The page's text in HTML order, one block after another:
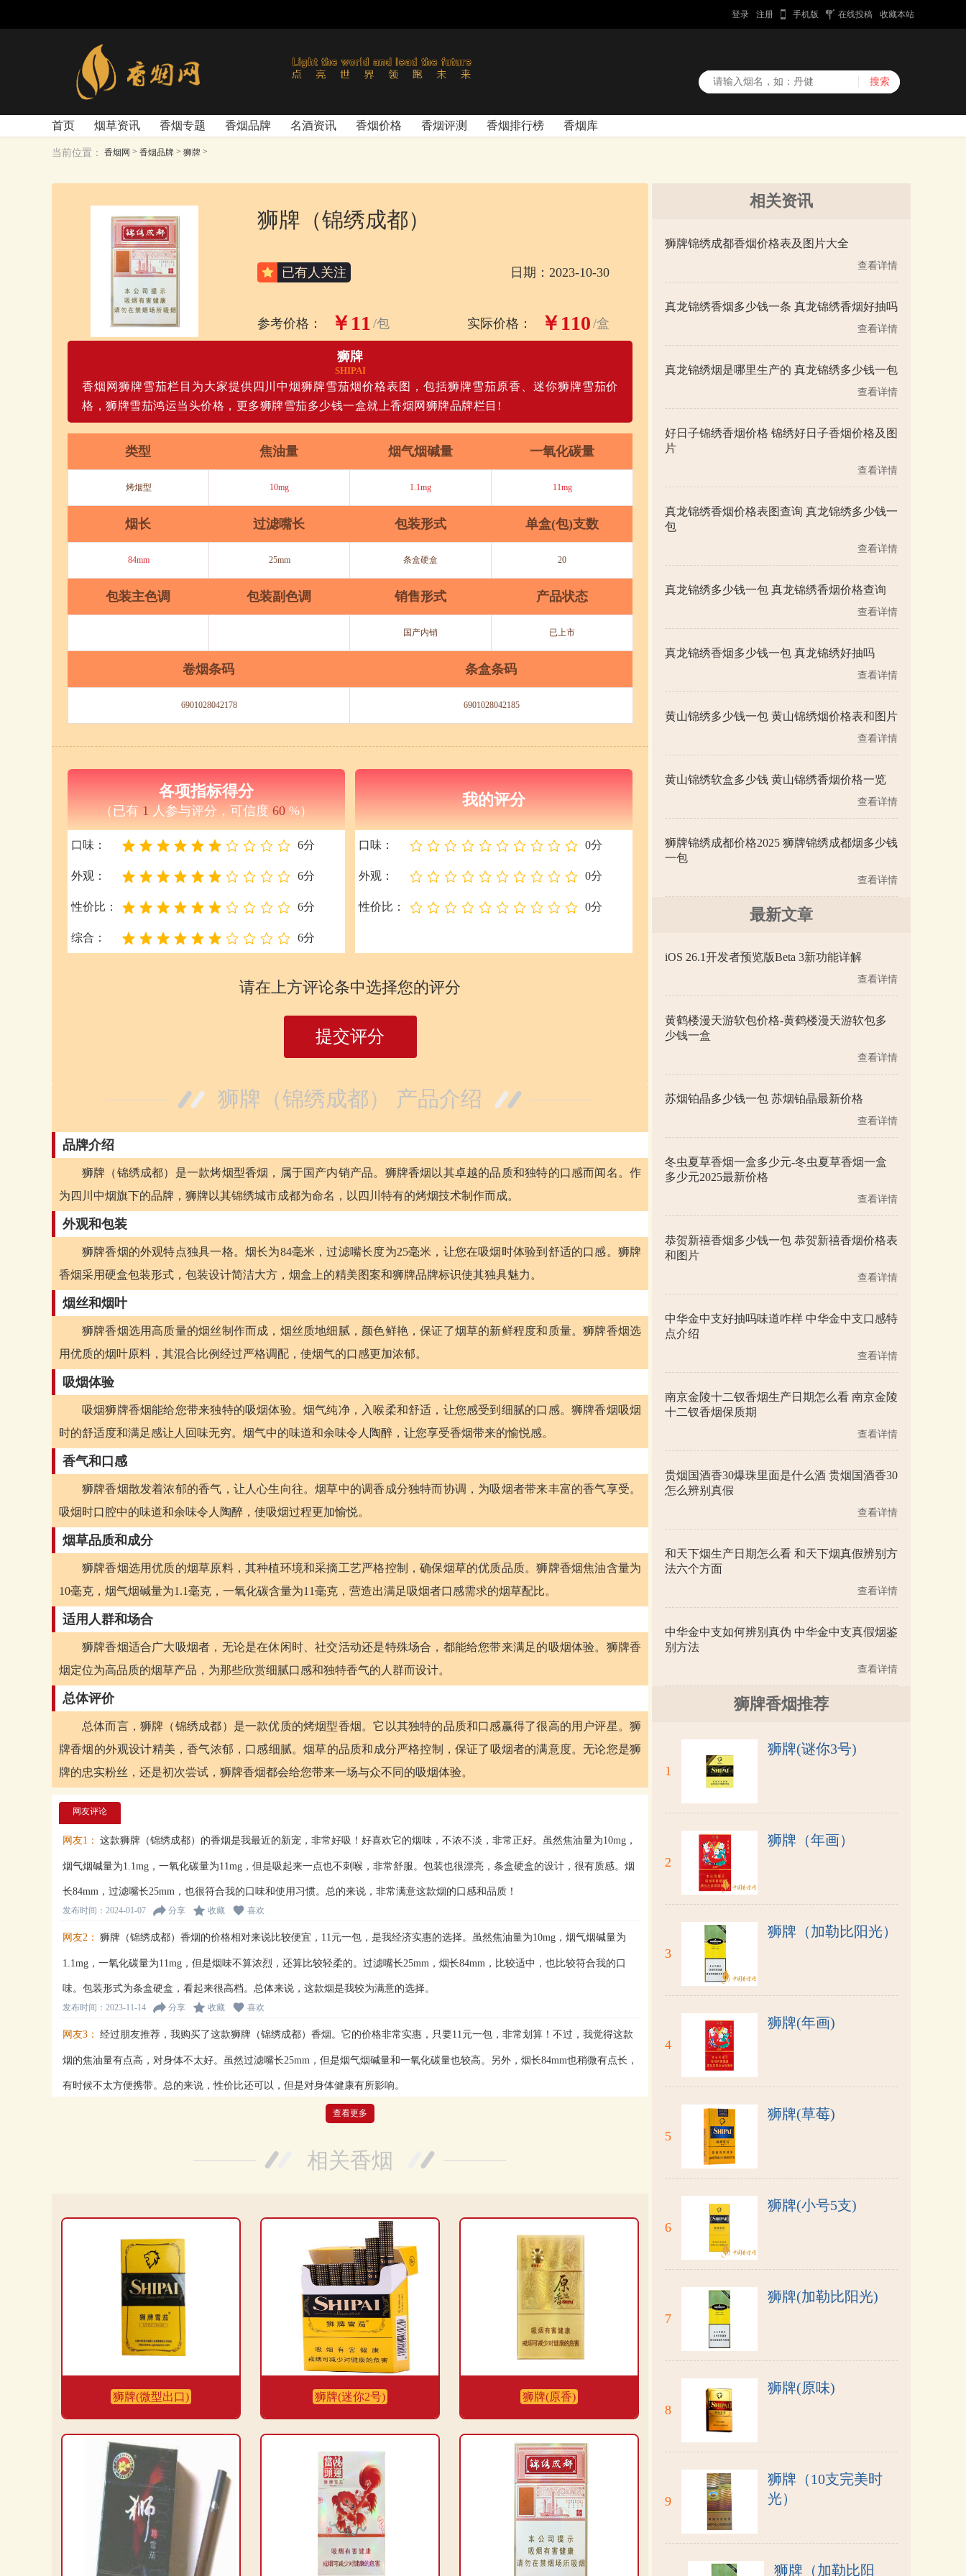
登录 注册 手机版 在线投稿 收藏本站
首页 烟草资讯 香烟专题 香烟品牌 名酒资讯 香烟价格 香烟评测 香烟排行榜 香烟库
当前位置： 香烟网 > 香烟品牌 > 狮牌 >
狮牌（锦绣成都）
已有人关注 日期：2023-10-30
参考价格： ￥11 /包 实际价格： ￥110 /盒
狮牌
SHIPAI
香烟网狮牌雪茄栏目为大家提供四川中烟狮牌雪茄烟价格表图，包括狮牌雪茄原香、迷你狮牌雪茄价
格，狮牌雪茄鸿运当头价格，更多狮牌雪茄多少钱一盒就上香烟网狮牌品牌栏目!
类型 焦油量 烟气烟碱量 一氧化碳量
烤烟型 10mg 1.1mg 11mg
烟长 过滤嘴长 包装形式 单盒(包)支数
84mm 25mm 条盒硬盒 20
包装主色调 包装副色调 销售形式 产品状态
国产内销 已上市
卷烟条码 条盒条码
6901028042178 6901028042185
各项指标得分
（已有 1 人参与评分，可信度 60 %）
口味： 6分
外观： 6分
性价比： 6分
综合： 6分
我的评分
口味： 0分
外观： 0分
性价比： 0分
请在上方评论条中选择您的评分
提交评分
狮牌（锦绣成都） 产品介绍
品牌介绍
狮牌（锦绣成都）是一款烤烟型香烟，属于国产内销产品。狮牌香烟以其卓越的品质和独特的口感而闻名。作
为四川中烟旗下的品牌，狮牌以其锦绣城市成都为命名，以四川特有的烤烟技术制作而成。
外观和包装
狮牌香烟的外观特点独具一格。烟长为84毫米，过滤嘴长度为25毫米，让您在吸烟时体验到舒适的口感。狮牌
香烟采用硬盒包装形式，包装设计简洁大方，烟盒上的精美图案和狮牌品牌标识使其独具魅力。
烟丝和烟叶
狮牌香烟选用高质量的烟丝制作而成，烟丝质地细腻，颜色鲜艳，保证了烟草的新鲜程度和质量。狮牌香烟选
用优质的烟叶原料，其混合比例经过严格调配，使烟气的口感更加浓郁。
吸烟体验
吸烟狮牌香烟能给您带来独特的吸烟体验。烟气纯净，入喉柔和舒适，让您感受到细腻的口感。狮牌香烟吸烟
时的舒适度和满足感让人回味无穷。烟气中的味道和余味令人陶醉，让您享受香烟带来的愉悦感。
香气和口感
狮牌香烟散发着浓郁的香气，让人心生向往。烟草中的调香成分独特而协调，为吸烟者带来丰富的香气享受。
吸烟时口腔中的味道和余味令人陶醉，使吸烟过程更加愉悦。
烟草品质和成分
狮牌香烟选用优质的烟草原料，其种植环境和采摘工艺严格控制，确保烟草的优质品质。狮牌香烟焦油含量为
10毫克，烟气烟碱量为1.1毫克，一氧化碳含量为11毫克，营造出满足吸烟者口感需求的烟草配比。
适用人群和场合
狮牌香烟适合广大吸烟者，无论是在休闲时、社交活动还是特殊场合，都能给您带来满足的吸烟体验。狮牌香
烟定位为高品质的烟草产品，为那些欣赏细腻口感和独特香气的人群而设计。
总体评价
总体而言，狮牌（锦绣成都）是一款优质的烤烟型香烟。它以其独特的品质和口感赢得了很高的用户评星。狮
牌香烟的外观设计精美，香气浓郁，口感细腻。烟草的品质和成分严格控制，保证了吸烟者的满意度。无论您是狮
牌的忠实粉丝，还是初次尝试，狮牌香烟都会给您带来一场与众不同的吸烟体验。
网友评论
网友1： 这款狮牌（锦绣成都）的香烟是我最近的新宠，非常好吸！好喜欢它的烟味，不浓不淡，非常正好。虽然焦油量为10mg，
烟气烟碱量为1.1mg，一氧化碳量为11mg，但是吸起来一点也不刺喉，非常舒服。包装也很漂亮，条盒硬盒的设计，很有质感。烟
长84mm，过滤嘴长25mm，也很符合我的口味和使用习惯。总的来说，非常满意这款烟的口感和品质！
发布时间：2024-01-07 分享 收藏 喜欢
网友2： 狮牌（锦绣成都）香烟的价格相对来说比较便宜，11元一包，是我经济实惠的选择。虽然焦油量为10mg，烟气烟碱量为
1.1mg，一氧化碳量为11mg，但是烟味不算浓烈，还算比较轻柔的。过滤嘴长25mm，烟长84mm，比较适中，也比较符合我的口
味。包装形式为条盒硬盒，看起来很高档。总体来说，这款烟是我较为满意的选择。
发布时间：2023-11-14 分享 收藏 喜欢
网友3： 经过朋友推荐，我购买了这款狮牌（锦绣成都）香烟。它的价格非常实惠，只要11元一包，非常划算！不过，我觉得这款
烟的焦油量有点高，对身体不太好。虽然过滤嘴长25mm，但是烟气烟碱量和一氧化碳量也较高。另外，烟长84mm也稍微有点长，
有时候不太方便携带。总的来说，性价比还可以，但是对身体健康有所影响。
起来不太舒服。虽然焦油量和烟气烟碱量都在正常范围内，但我觉得一氧化碳量有点高，吸了之后有点胸闷。而且包装也很简单，
这款烟的烟长84mm，过滤嘴长25mm，烟支个数20支，很符合我的使用习惯。烟的类型为烤烟型，焦油量为10mg，烟气烟
碱量为1.1mg，一氧化碳量为11mg，属于中等水平。包装形式为条盒硬盒，看起来很高级。整体来说，这款烟性价比不错，非常满
发布时间：2023-10-29 分享
查看更多
相关香烟
狮牌(微型出口) 狮牌(迷你2号) 狮牌(原香)
相关资讯
狮牌锦绣成都香烟价格表及图片大全
查看详情
真龙锦绣香烟多少钱一条 真龙锦绣香烟好抽吗
查看详情
真龙锦绣烟是哪里生产的 真龙锦绣多少钱一包
查看详情
好日子锦绣香烟价格 锦绣好日子香烟价格及图
片
查看详情
真龙锦绣香烟价格表图查询 真龙锦绣多少钱一
包
查看详情
真龙锦绣多少钱一包 真龙锦绣香烟价格查询
查看详情
真龙锦绣香烟多少钱一包 真龙锦绣好抽吗
查看详情
黄山锦绣多少钱一包 黄山锦绣烟价格表和图片
查看详情
黄山锦绣软盒多少钱 黄山锦绣香烟价格一览
查看详情
狮牌锦绣成都价格2025 狮牌锦绣成都烟多少钱
一包
查看详情
最新文章
iOS 26.1开发者预览版Beta 3新功能详解
查看详情
黄鹤楼漫天游软包价格-黄鹤楼漫天游软包多
少钱一盒
查看详情
苏烟铂晶多少钱一包 苏烟铂晶最新价格
查看详情
冬虫夏草香烟一盒多少元-冬虫夏草香烟一盒
多少元2025最新价格
查看详情
恭贺新禧香烟多少钱一包 恭贺新禧香烟价格表
和图片
查看详情
中华金中支好抽吗味道咋样 中华金中支口感特
点介绍
查看详情
南京金陵十二钗香烟生产日期怎么看 南京金陵
十二钗香烟保质期
查看详情
贵烟国酒香30爆珠里面是什么酒 贵烟国酒香30
怎么辨别真假
查看详情
和天下烟生产日期怎么看 和天下烟真假辨别方
法六个方面
查看详情
中华金中支如何辨别真伪 中华金中支真假烟鉴
别方法
查看详情
狮牌香烟推荐
1
狮牌(谜你3号)
2
狮牌（年画）
3
狮牌（加勒比阳光）
4
狮牌(年画)
5
狮牌(草莓)
6
狮牌(小号5支)
7
狮牌(加勒比阳光)
8
狮牌(原味)
9
狮牌（10支完美时
光）
狮牌（加勒比阳